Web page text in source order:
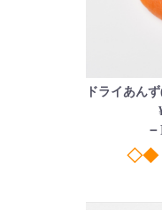
ドライあん
－
◇◆